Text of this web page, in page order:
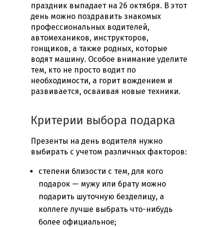
праздник выпадает на 26 октября. В этот
день можно поздравить знакомых
профессиональных водителей,
автомехаников, инструкторов,
гонщиков, а также родных, которые
водят машину. Особое внимание уделите
тем, кто не просто водит по
необходимости, а горит вождением и
развивается, осваивая новые техники.
Критерии выбора подарка
Презенты на день водителя нужно
выбирать с учетом различных факторов:
степени близости с тем, для кого
подарок — мужу или брату можно
подарить шуточную безделицу, а
коллеге лучше выбрать что-нибудь
более официальное;